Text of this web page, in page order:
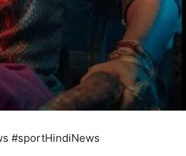
#sportHindiNews